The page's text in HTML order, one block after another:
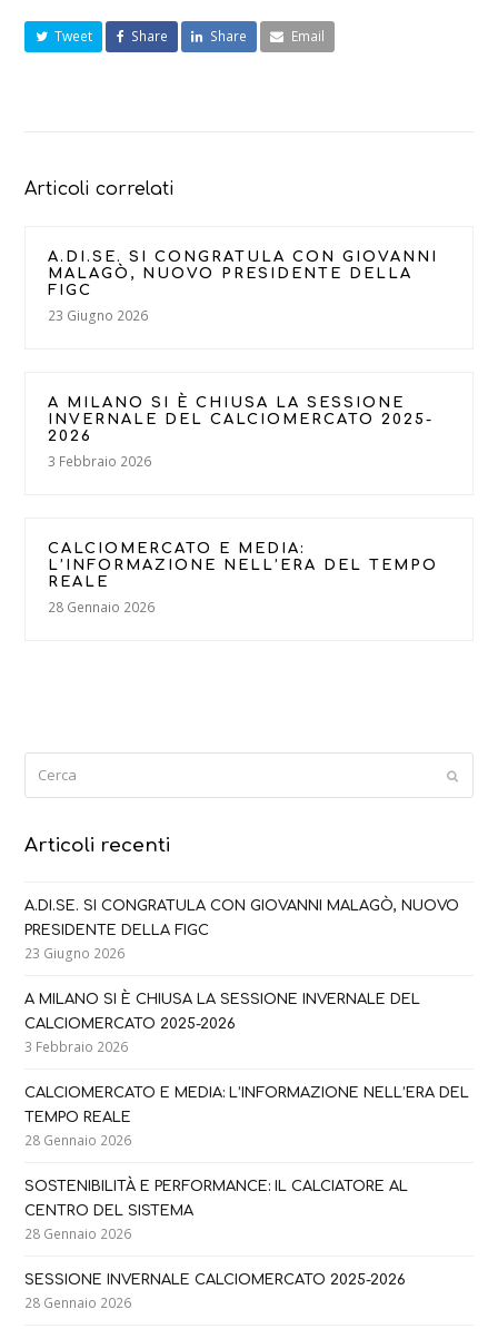
Tweet Share Share Email
Articoli correlati
A.DI.SE. SI CONGRATULA CON GIOVANNI
MALAGÒ, NUOVO PRESIDENTE DELLA
FIGC
23 Giugno 2026
A MILANO SI È CHIUSA LA SESSIONE
INVERNALE DEL CALCIOMERCATO 2025-
2026
3 Febbraio 2026
CALCIOMERCATO E MEDIA:
L’INFORMAZIONE NELL’ERA DEL TEMPO
REALE
28 Gennaio 2026
Submit
Articoli recenti
A.DI.SE. SI CONGRATULA CON GIOVANNI MALAGÒ, NUOVO
PRESIDENTE DELLA FIGC
23 Giugno 2026
A MILANO SI È CHIUSA LA SESSIONE INVERNALE DEL
CALCIOMERCATO 2025-2026
3 Febbraio 2026
CALCIOMERCATO E MEDIA: L’INFORMAZIONE NELL’ERA DEL
TEMPO REALE
28 Gennaio 2026
SOSTENIBILITÀ E PERFORMANCE: IL CALCIATORE AL
CENTRO DEL SISTEMA
28 Gennaio 2026
SESSIONE INVERNALE CALCIOMERCATO 2025-2026
28 Gennaio 2026